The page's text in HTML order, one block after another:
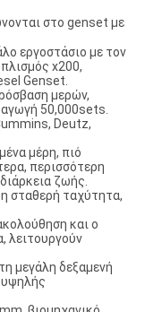
στο genset με
εργοστάσιο με τον
x200,
Genset.
μερών,
50,000sets.
Deutz,
μέρη, πιό
περισσότερη
ζωής.
σταθερή ταχύτητα,
και ο
λειτουργούν
μεγάλη δεξαμενή
υψηλής